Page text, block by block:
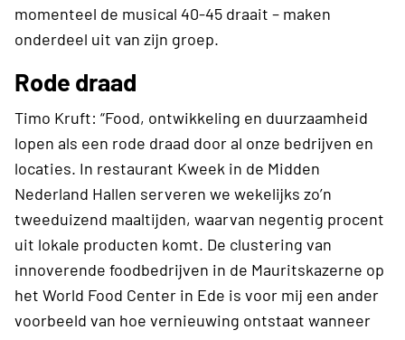
momenteel de musical 40-45 draait – maken
onderdeel uit van zijn groep.
Rode draad
Timo Kruft: “Food, ontwikkeling en duurzaamheid
lopen als een rode draad door al onze bedrijven en
locaties. In restaurant Kweek in de Midden
Nederland Hallen serveren we wekelijks zo’n
tweeduizend maaltijden, waarvan negentig procent
uit lokale producten komt. De clustering van
innoverende foodbedrijven in de Mauritskazerne op
het World Food Center in Ede is voor mij een ander
voorbeeld van hoe vernieuwing ontstaat wanneer